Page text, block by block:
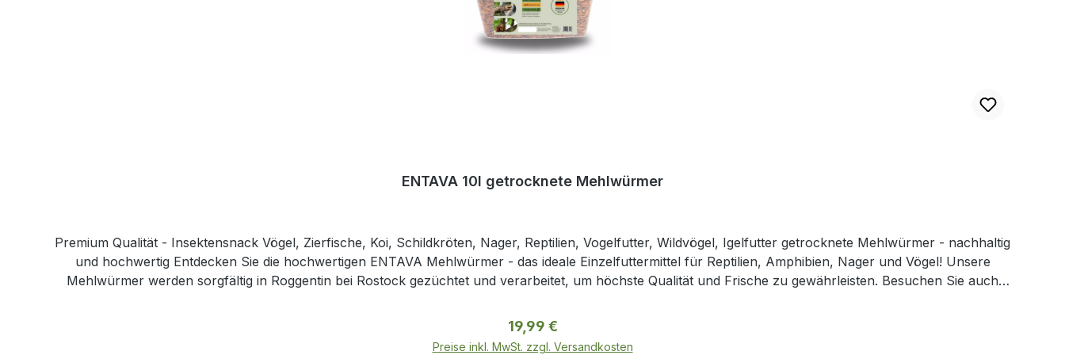
ENTAVA 10l getrocknete Mehlwürmer
Premium Qualität - Insektensnack Vögel, Zierfische, Koi, Schildkröten, Nager, Reptilien, Vogelfutter, Wildvögel, Igelfutter getrocknete Mehlwürmer - nachhaltig
und hochwertig Entdecken Sie die hochwertigen ENTAVA Mehlwürmer - das ideale Einzelfuttermittel für Reptilien, Amphibien, Nager und Vögel! Unsere
Mehlwürmer werden sorgfältig in Roggentin bei Rostock gezüchtet und verarbeitet, um höchste Qualität und Frische zu gewährleisten. Besuchen Sie auch
sind und eine natürliche Nahrungsquelle für Ihr Haustier bieten. Unsere Futtermittel sind frei von Konservierungsstoffen und Zusatzstoffen, sodass Sie Ihrem
Liebling eine gesunde Ernährung bieten können. Gönnen Sie Ihrem Haustier etwas Besonderes mit unseren hochwertigen Mehlwürmern - eine willkommene
Regulärer Preis:
19,99 €
Preise inkl. MwSt. zzgl. Versandkosten